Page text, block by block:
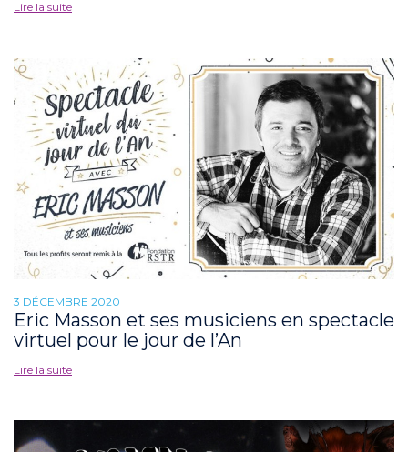
Lire la suite
3 DÉCEMBRE 2020
Eric Masson et ses musiciens en spectacle
virtuel pour le jour de l’An
Lire la suite